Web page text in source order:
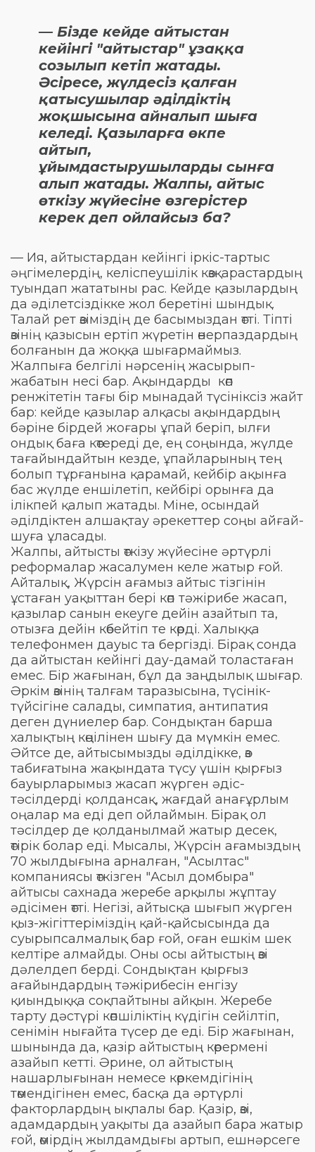
— Бізде кейде айтыстан
кейінгі "айтыстар" ұзаққа
созылып кетіп жатады.
Әсіресе, жүлдесіз қалған
қатысушылар әділдіктің
жоқшысына айналып шыға
келеді. Қазыларға өкпе
айтып,
ұйымдастырушыларды сынға
алып жатады. Жалпы, айтыс
өткізу жүйесіне өзгерістер
керек деп ойлайсыз ба?
— Ия, айтыстардан кейінгі іркіс-тартыс
әңгімелердің, келіспеушілік көзқарастардың
туындап жататыны рас. Кейде қазылардың
да әділетсіздікке жол беретіні шындық.
Талай рет өзіміздің де басымыздан өтті. Тіпті
өзінің қазысын ертіп жүретін өнерпаздардың
болғанын да жоққа шығармаймыз.
Жалпыға белгілі нәрсенің жасырып-
жабатын несі бар. Ақындарды көп
ренжітетін тағы бір мынадай түсініксіз жайт
бар: кейде қазылар алқасы ақындардың
бәріне бірдей жоғары ұпай беріп, ылғи
ондық баға көтереді де, ең соңында, жүлде
тағайындайтын кезде, ұпайларының тең
болып тұрғанына қарамай, кейбір ақынға
бас жүлде еншілетіп, кейбірі орынға да
ілікпей қалып жатады. Міне, осындай
әділдіктен алшақтау әрекеттер соңы айғай-
шуға ұласады.
Жалпы, айтысты өткізу жүйесіне әртүрлі
реформалар жасалумен келе жатыр ғой.
Айталық, Жүрсін ағамыз айтыс тізгінін
ұстаған уақыттан бері көп тәжірибе жасап,
қазылар санын екеуге дейін азайтып та,
отызға дейін көбейтіп те көрді. Халыққа
телефонмен дауыс та бергізді. Бірақ сонда
да айтыстан кейінгі дау-дамай толастаған
емес. Бір жағынан, бұл да заңдылық шығар.
Әркім өзінің талғам таразысына, түсінік-
түйсігіне салады, симпатия, антипатия
деген дүниелер бар. Сондықтан барша
халықтың көңілінен шығу да мүмкін емес.
Әйтсе де, айтысымызды әділдікке, өз
табиғатына жақындата түсу үшін қырғыз
бауырларымыз жасап жүрген әдіс-
тәсілдерді қолдансақ, жағдай анағұрлым
оңалар ма еді деп ойлаймын. Бірақ ол
тәсілдер де қолданылмай жатыр десек,
өтірік болар еді. Мысалы, Жүрсін ағамыздың
70 жылдығына арналған, "Асылтас"
компаниясы өткізген "Асыл домбыра"
айтысы сахнада жеребе арқылы жұптау
әдісімен өтті. Негізі, айтысқа шығып жүрген
қыз-жігіттеріміздің қай-қайсысында да
суырыпсалмалық бар ғой, оған ешкім шек
келтіре алмайды. Оны осы айтыстың өзі
дәлелдеп берді. Сондықтан қырғыз
ағайындардың тәжірибесін енгізу
қиындыққа соқпайтыны айқын. Жеребе
тарту дәстүрі көпшіліктің күдігін сейілтіп,
сенімін нығайта түсер де еді. Бір жағынан,
шынында да, қазір айтыстың көрермені
азайып кетті. Әрине, ол айтыстың
нашарлығынан немесе көркемдігінің
төмендігінен емес, басқа да әртүрлі
факторлардың ықпалы бар. Қазір, өзі,
адамдардың уақыты да азайып бара жатыр
ғой, өмірдің жылдамдығы артып, ешнәрсеге